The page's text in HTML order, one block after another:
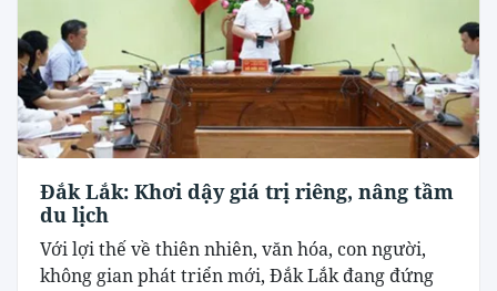
Đắk Lắk: Khơi dậy giá trị riêng, nâng tầm
du lịch
Với lợi thế về thiên nhiên, văn hóa, con người,
không gian phát triển mới, Đắk Lắk đang đứng